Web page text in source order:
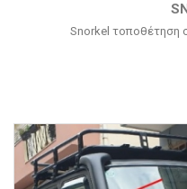
Snorkel τοποθέτηση